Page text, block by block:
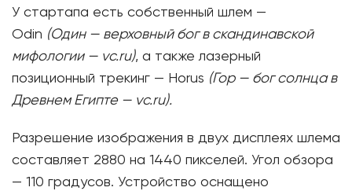
У стартапа есть собственный шлем —
Odin (Один — верховный бог в скандинавской
мифологии — vc.ru), а также лазерный
позиционный трекинг — Horus (Гор — бог солнца в
Древнем Египте — vc.ru).
Разрешение изображения в двух дисплеях шлема
составляет 2880 на 1440 пикселей. Угол обзора
— 110 градусов. Устройство оснащено